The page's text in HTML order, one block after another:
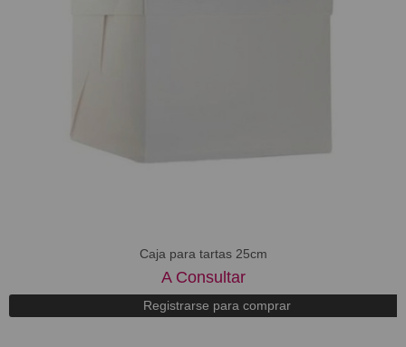
Caja para tartas 25cm
A Consultar
Registrarse para comprar